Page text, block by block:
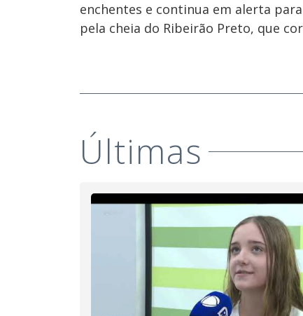
enchentes e continua em alerta
pela cheia do Ribeirão Preto, que
Últimas